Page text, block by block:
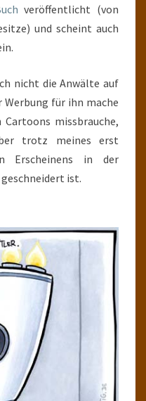
veröffentlicht (von
und scheint auch
nicht die Anwälte auf
für ihn mache
missbrauche,
trotz meines erst
Erscheinens in der
ist.